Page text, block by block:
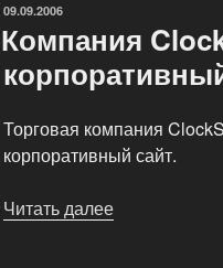
ОПУБЛИКОВАНО
09.09.2006
Компания
Торговая компания
корпоративный сайт.
Читать далее